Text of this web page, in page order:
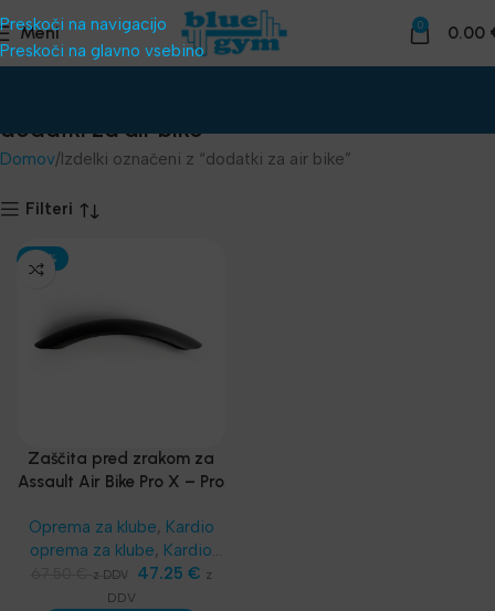
Preskoči na navigacijo
Preskoči na glavno vsebino
Meni 0 0.00
dodatki za air bike
Domov Izdelki označeni z “dodatki za air bike”
Filteri
-30%
Zaščita pred zrakom za
Assault Air Bike Pro X – Pro
Oprema za klube, Kardio
oprema za klube, Kardio
oprema,Sobna kolesa
z DDV 47.25 € z
DDV